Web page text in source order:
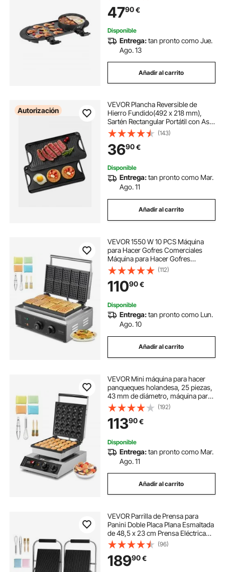
Familiares de 1 a 6 Personas, 680 x
283 x 164 mm, Negro
4790€
Disponible
Entrega:tan pronto como Jue.
Ago. 13
Añadir al carrito
Autorización
VEVOR Plancha Reversible de
Hierro Fundido(492 x 218 mm),
Sartén Rectangular Portátil con Asa,
Utensilios de Cocina Familiares
para Parrillas Interiores y
Exteriores, Fácil de Limpiar, Negro
(143)
3690€
Disponible
Entrega:tan pronto como Mar.
Ago. 11
Añadir al carrito
VEVOR 1550 W 10 PCS Máquina
para Hacer Gofres Comerciales
Máquina para Hacer Gofres
Rectangulares Plancha para Gofres
Belgas de Acero Inoxidable
Antiadherente con Control de
Temperatura y Tiempo, Asa
(112)
11090€
Disponible
Entrega:tan pronto como Lun.
Ago. 10
Añadir al carrito
VEVOR Mini máquina para hacer
panqueques holandesa, 25 piezas,
43 mm de diámetro, máquina para
hacer dorayaki, parrilla eléctrica
comercial para poffertjes de 1700
W, acero inoxidable antiadherente,
control de temperatura y tiempo,
para cocina casera y restaurante
(192)
11390€
Disponible
Entrega:tan pronto como Mar.
Ago. 11
Añadir al carrito
VEVOR Parrilla de Prensa para
Panini Doble Placa Plana Esmaltada
de 48,5 x 23 cm Prensa Eléctrica
para Sándwiches de Acero
Inoxidable Control de Temperatura
para Hamburguesas, Filetes,
Tocino
(96)
18990€